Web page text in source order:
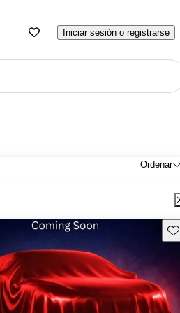
Iniciar sesión o registrarse
Ordenar